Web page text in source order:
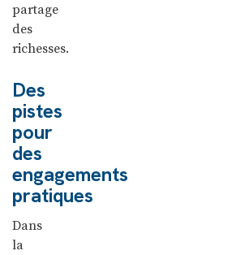
partage
des
richesses.
Des
pistes
pour
des
engagements
pratiques
Dans
la